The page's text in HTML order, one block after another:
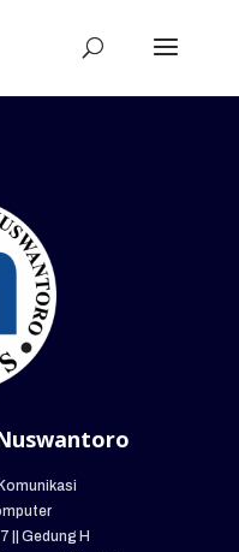
|| Gedung H